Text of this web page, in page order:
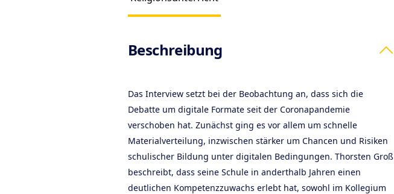
Products
Beschreibung
Das Interview setzt bei der Beobachtung an, dass sich die
Debatte um digitale Formate seit der Coronapandemie
verschoben hat. Zunächst ging es vor allem um schnelle
Materialverteilung, inzwischen stärker um Chancen und Risiken
schulischer Bildung unter digitalen Bedingungen. Thorsten Groß
beschreibt, dass seine Schule in anderthalb Jahren einen
deutlichen Kompetenzzuwachs erlebt hat, sowohl im Kollegium